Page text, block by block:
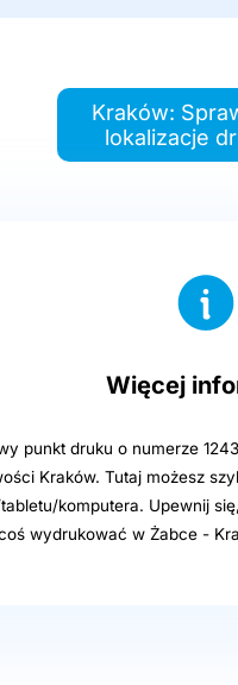
Kraków:
lokalizacje
Więcej
punkt druku o numerze
Kraków. Tutaj możesz
komputera. Upewnij
wydrukować w Żabce -